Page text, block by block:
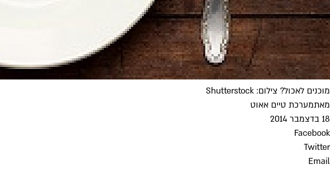
מוכנים לאכול? צילום: Shutterstock
מאתמערכת טיים אאוט
18 בדצמבר 2014
Facebook
Twitter
Email